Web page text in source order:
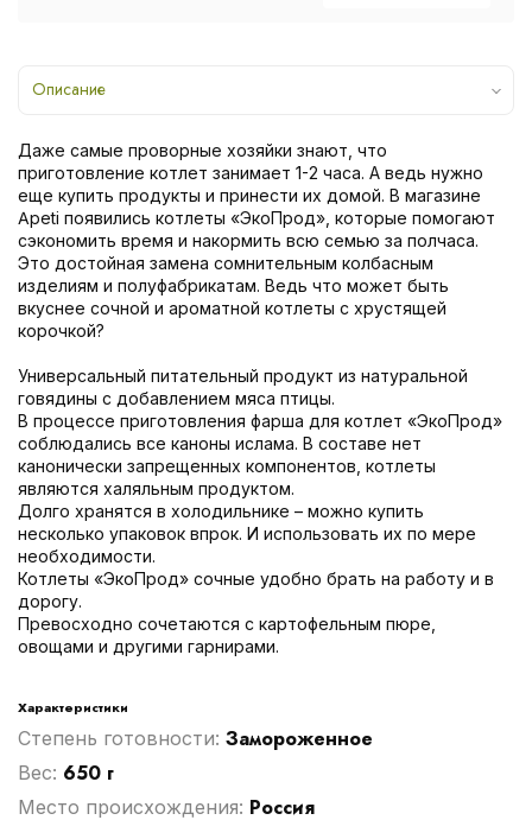
Описание
Даже самые проворные хозяйки знают, что
приготовление котлет занимает 1-2 часа. А ведь нужно
еще купить продукты и принести их домой. В магазине
Apeti появились котлеты «ЭкоПрод», которые помогают
сэкономить время и накормить всю семью за полчаса.
Это достойная замена сомнительным колбасным
изделиям и полуфабрикатам. Ведь что может быть
вкуснее сочной и ароматной котлеты с хрустящей
корочкой?
Универсальный питательный продукт из натуральной
говядины с добавлением мяса птицы.
В процессе приготовления фарша для котлет «ЭкоПрод»
соблюдались все каноны ислама. В составе нет
канонически запрещенных компонентов, котлеты
являются халяльным продуктом.
Долго хранятся в холодильнике – можно купить
несколько упаковок впрок. И использовать их по мере
необходимости.
Котлеты «ЭкоПрод» сочные удобно брать на работу и в
дорогу.
Превосходно сочетаются с картофельным пюре,
овощами и другими гарнирами.
Характеристики
Степень готовности: Замороженное
Вес: 650 г
Место происхождения: Россия